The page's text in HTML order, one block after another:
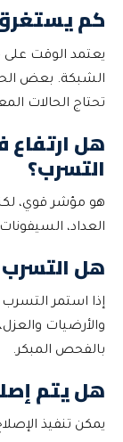
كم
يعتمد الوقت على
الشبكة. بعض
تحتاج الحالات
هل ارتفاع
التسرب؟
هو مؤشر قوي،
العداد،
هل
إذا استمر التسرب
والأرضيات
بالفحص المبكر.
هل يتم
يمكن تنفيذ